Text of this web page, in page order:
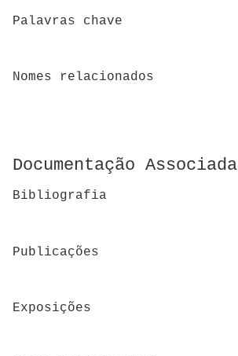
Palavras chave
Nomes relacionados
Documentação Associada
Bibliografia
Publicações
Exposições